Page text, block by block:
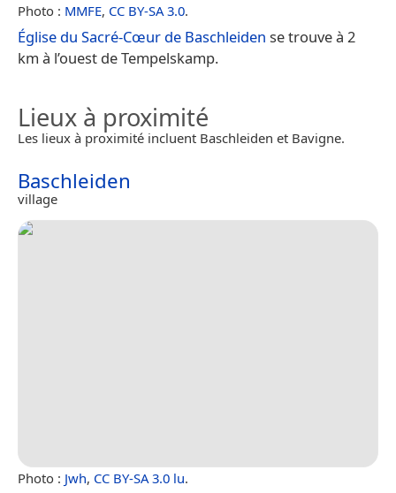
Photo : MMFE, CC BY-SA 3.0.
Église du Sacré-Cœur de Baschleiden se trouve à 2
km à l’ouest de Tempelskamp.
Lieux à proximité
Les lieux à proximité incluent Baschleiden et Bavigne.
Baschleiden
village
Photo : Jwh, CC BY-SA 3.0 lu.